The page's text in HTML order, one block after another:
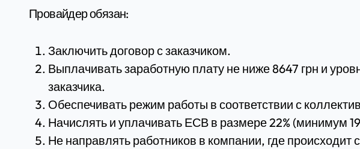
Провайдер обязан:
Заключить договор с заказчиком.
Выплачивать заработную плату не ниже 8647 грн и
заказчика.
Обеспечивать режим работы в соответствии с
Начислять и уплачивать ЕСВ в размере 22% (минимум
Не направлять работников в компании, где происходит